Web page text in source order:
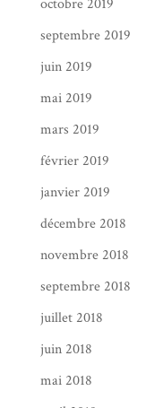
octobre 2019
septembre 2019
juin 2019
mai 2019
mars 2019
février 2019
janvier 2019
décembre 2018
novembre 2018
septembre 2018
juillet 2018
juin 2018
mai 2018